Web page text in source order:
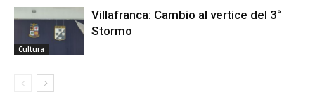
Cultura
Villafranca: Cambio al vertice del 3°
Stormo